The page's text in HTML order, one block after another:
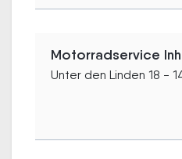
Motorradservice
Unter den Linden 18 -